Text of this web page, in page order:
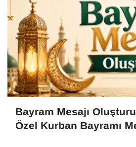
Bayram Mesajı
Özel Kurban Bayramı